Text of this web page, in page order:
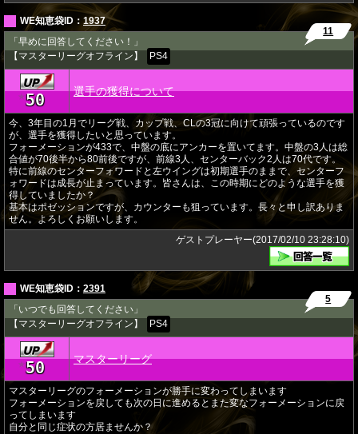
WE知恵袋ID： 1937
「早めに回答してください！」
【マスターリーグオフライン】
PS4
11
★50 選手の獲得について
今、3年目の1月でリーグ戦、カップ戦、CLの3冠に向けて頑張っているのです
が、選手を獲得したいと思っています。
フォーメーションが433で、中盤の底にアンカーを置いてます。中盤の3人は総
合値が70後半から80前後ですが、前線3人、センターバック2人は70代です。
特に前線のセンターフォワードと左ウイングは初期選手のままで、センターフ
ォワードは成長が止まっています。皆さんは、この時期にどのような選手を獲
得していましたか？
基本はポゼッションですが、カウンターも狙っています。長々と申し訳ありま
せん。よろしくお願いします。
ゲストプレーヤー(2017/02/10 23:28:10)
WE知恵袋ID： 2391
「いつでも回答してください」
【マスターリーグオフライン】
PS4
5
★50 マスターリーグ
マスターリーグのフォーメーションが勝手に変わってしまいます
フォーメーションを戻しても次の日に進めるとまた変なフォーメーションに戻
ってしまいます
自分と同じ症状の方居ませんか？